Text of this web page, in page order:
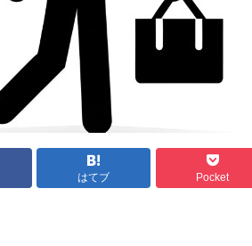
はてブ Pocket